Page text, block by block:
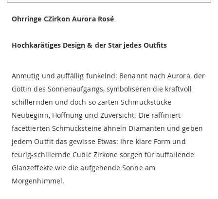
Ohrringe CZirkon Aurora Rosé
Hochkarätiges Design & der Star jedes Outfits
Anmutig und auffällig funkelnd: Benannt nach Aurora, der
Göttin des Sonnenaufgangs, symboliseren die kraftvoll
schillernden und doch so zarten Schmuckstücke
Neubeginn, Hoffnung und Zuversicht. Die raffiniert
facettierten Schmucksteine ähneln Diamanten und geben
jedem Outfit das gewisse Etwas: Ihre klare Form und
feurig-schillernde Cubic Zirkone sorgen für auffallende
Glanzeffekte wie die aufgehende Sonne am
Morgenhimmel.